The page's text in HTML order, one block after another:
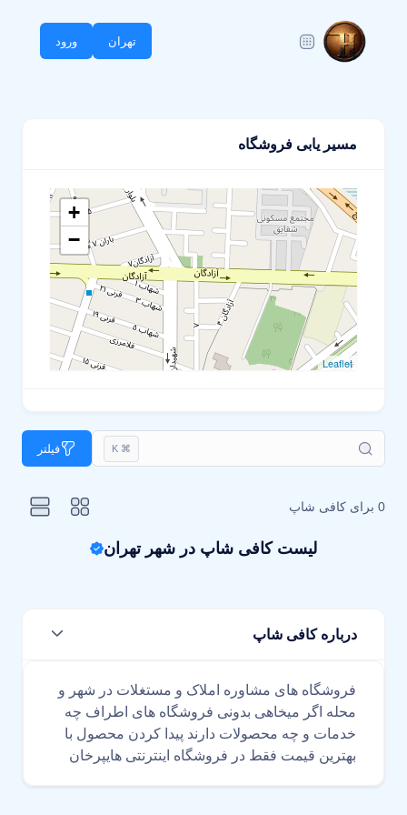
تهران ورود
مسیر یابی فروشگاه
+
−
Leaflet
⌘ K فیلتر
0 برای کافی شاپ
لیست کافی شاپ در شهر تهران
درباره کافی شاپ
فروشگاه های مشاوره املاک و مستغلات در شهر و
محله اگر میخاهی بدونی فروشگاه های اطراف چه
خدمات و چه محصولات دارند پیدا کردن محصول با
بهترین قیمت فقط در فروشگاه اینترنتی هایپرخان